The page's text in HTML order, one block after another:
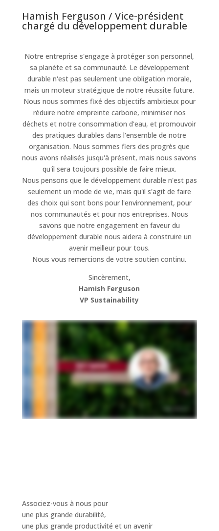
Hamish Ferguson / Vice-président
chargé du développement durable
Notre entreprise s'engage à protéger son personnel,
sa planète et sa communauté. Le développement
durable n'est pas seulement une obligation morale,
mais un moteur stratégique de notre réussite future.
Nous nous sommes fixé des objectifs ambitieux pour
réduire notre empreinte carbone, minimiser nos
déchets et notre consommation d'eau, et promouvoir
des pratiques durables dans l'ensemble de notre
organisation. Nous sommes fiers des progrès que
nous avons réalisés jusqu'à présent, mais nous savons
qu'il sera toujours possible de faire mieux.
Nous pensons que le développement durable n'est pas
seulement un mode de vie, mais qu'il s'agit de faire
des choix qui sont bons pour l'environnement, pour
nos communautés et pour nos entreprises. Nous
savons que notre engagement en faveur du
développement durable nous aidera à construire un
avenir meilleur pour tous.
Nous vous remercions de votre soutien continu.
Sincèrement,
Hamish Ferguson
VP Sustainability
Associez-vous à nous pour
une plus grande durabilité,
une plus grande productivité et un avenir